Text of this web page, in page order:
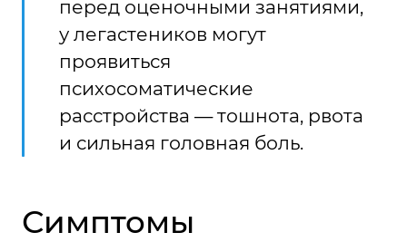
перед оценочными занятиями,
у легастеников могут
проявиться
психосоматические
расстройства — тошнота, рвота
и сильная головная боль.
Симптомы